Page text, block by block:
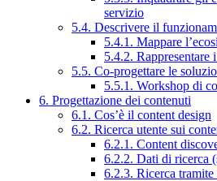
servizio
5.4. Descrivere il
5.4.1. Mappare
5.4.2.
5.5. Co-progettare le
5.5.1. Workshop di
6. Progettazione dei contenuti
6.1. Cos’è il content design
6.2. Ricerca utente sui
6.2.1. Content
6.2.2. Dati di ricerca
6.2.3. Ricerca tramite